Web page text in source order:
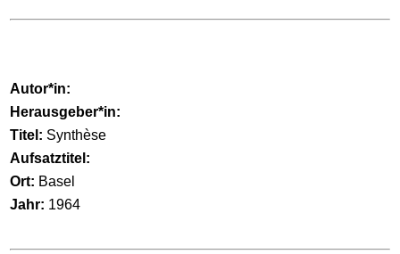
Autor*in:
Herausgeber*in:
Titel: Synthèse
Aufsatztitel:
Ort: Basel
Jahr: 1964